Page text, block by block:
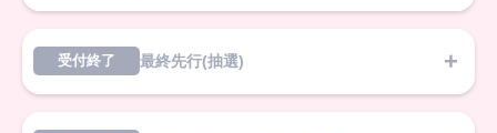
受付終了 最終先行(抽選)